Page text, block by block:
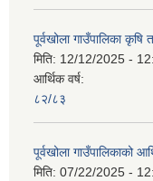
पूर्वखोला गाउँपालिका कृषि
मिति: 12/12/2025 -
आर्थिक वर्ष:
८२/८३
पूर्वखोला गाउँपालिकाको
मिति: 07/22/2025 -